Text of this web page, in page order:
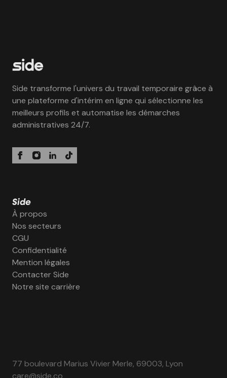
Side transforme l'univers du travail temporaire grâce à
une plateforme d'intérim en ligne qui sélectionne les
meilleurs profils et automatise les démarches
administratives 24/7.
Side
À propos
Nos secteurs
CGU
Confidentialité
Mention légales
Contacter Side
Notre site carrière
77 boulevard Marius Vivier Merle, 69003, Lyon
care@side.co